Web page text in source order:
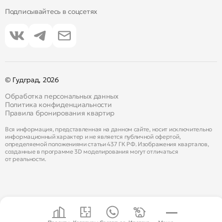
Подписывайтесь в соцсетях
© Гудград, 2026
Обработка персональных данных
Политика конфиденциальности
Правила бронирования квартир
Вся информация, представленная на данном сайте, носит исключительно
информационный характер и не является публичной офертой,
определяемой положениями статьи 437 ГК РФ. Изображения кварталов,
созданные в программе 3D моделирования могут отличаться
от реальности.